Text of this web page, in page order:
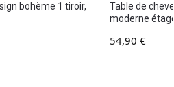
bohème 1 tiroir,
Table de
moderne
54,90 €